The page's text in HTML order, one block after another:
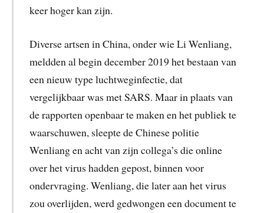
keer hoger kan zijn.
Diverse artsen in China, onder wie Li Wenliang,
meldden al begin december 2019 het bestaan van
een nieuw type luchtweginfectie, dat
vergelijkbaar was met SARS. Maar in plaats van
de rapporten openbaar te maken en het publiek te
waarschuwen, sleepte de Chinese politie
Wenliang en acht van zijn collega’s die online
over het virus hadden gepost, binnen voor
ondervraging. Wenliang, die later aan het virus
zou overlijden, werd gedwongen een document te